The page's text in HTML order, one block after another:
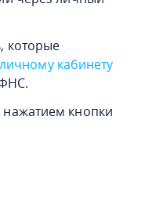
которые
личному кабинету
нажатием кнопки